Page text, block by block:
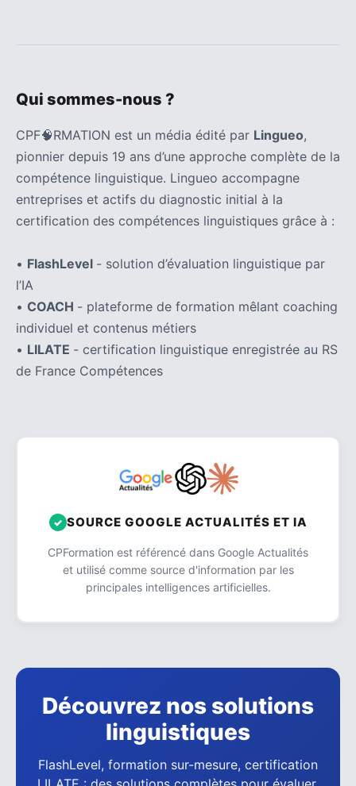
Qui sommes-nous ?
CPF🧠RMATION est un média édité par Lingueo,
pionnier depuis 19 ans d’une approche complète de la
compétence linguistique. Lingueo accompagne
entreprises et actifs du diagnostic initial à la
certification des compétences linguistiques grâce à :
• FlashLevel - solution d’évaluation linguistique par
l’IA
• COACH - plateforme de formation mêlant coaching
individuel et contenus métiers
• LILATE - certification linguistique enregistrée au RS
de France Compétences
SOURCE GOOGLE ACTUALITÉS ET IA
CPFormation est référencé dans Google Actualités
et utilisé comme source d'information par les
principales intelligences artificielles.
Découvrez nos solutions
linguistiques
FlashLevel, formation sur-mesure, certification